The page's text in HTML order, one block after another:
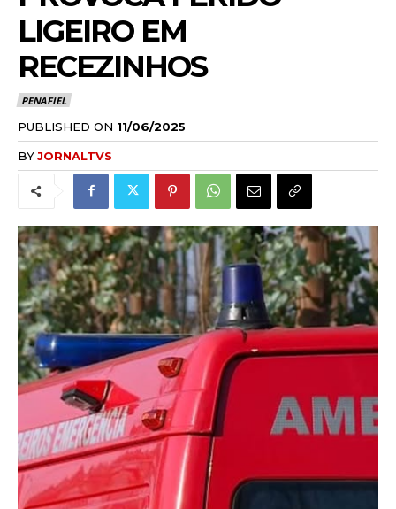
LIGEIRO EM
RECEZINHOS
PENAFIEL
PUBLISHED ON 11/06/2025
BYJORNALTVS